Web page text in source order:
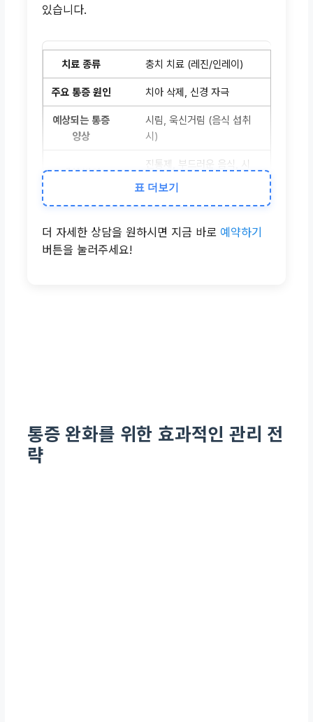
있습니다.
충치 치료 (레진/인레이)
치아 삭제, 신경 자극
시림, 욱신거림 (음식 섭취
시)
진통제, 부드러운 음식, 시
간 경과
처방 진통제, 냉찜질, 부드
표 더보기
더 자세한 상담을 원하시면 지금 바로 예약하기
버튼을 눌러주세요!
통증 완화를 위한 효과적인 관리 전
략